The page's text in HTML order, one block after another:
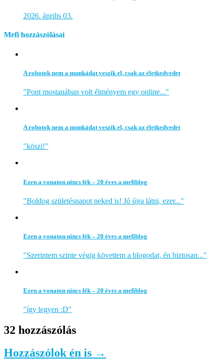
2026. április 03.
Mefi hozzászólásai
A robotok nem a munkádat veszik el, csak az életkedvedet
"Pont mostanában volt élményem egy online..."
A robotok nem a munkádat veszik el, csak az életkedvedet
"köszi!"
Ezen a vonaton nincs fék – 20 éves a mefiblog
"Boldog születésnapot neked is! Jó újra látni, ezer..."
Ezen a vonaton nincs fék – 20 éves a mefiblog
"Szerintem szinte végig követtem a blogodat, én biztosan..."
Ezen a vonaton nincs fék – 20 éves a mefiblog
"így legyen :D"
32 hozzászólás
Hozzászólok én is →